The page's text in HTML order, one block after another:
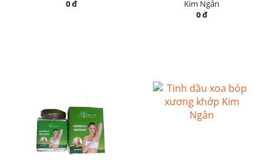
0 đ
Kim Ngân
0 đ